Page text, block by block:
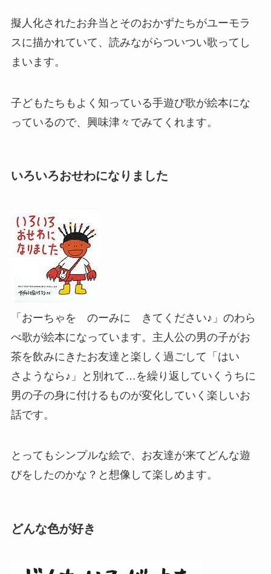
擬人化されたお弁当とそのおかずたちがユーモラ
スに描かれていて、読みながらついつい歌ってし
まいます。
子どもたちもよく知っている手遊び歌が絵本にな
っているので、興味津々でみてくれます。
いろいろおせわになりました
「おーちゃを のーみに きてください♪」のわら
べ歌が絵本になっています。主人公の男の子がお
茶を飲みにきたお友達と楽しく過ごして「はい
さようなら♪」と別れて…を繰り返していくうちに
男の子の身に付けるものが変化していく楽しいお
話です。
とってもシンプルな絵で、お友達が来てどんな遊
びをしたのかな？と想像して楽しめます。
どんな色が好き